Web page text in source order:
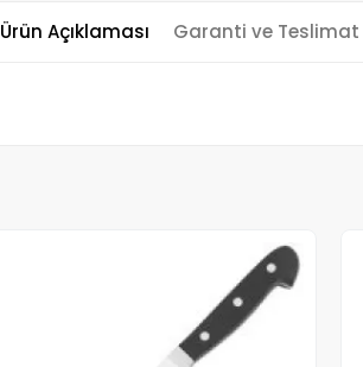
Ürün Açıklaması Garanti ve Teslimat